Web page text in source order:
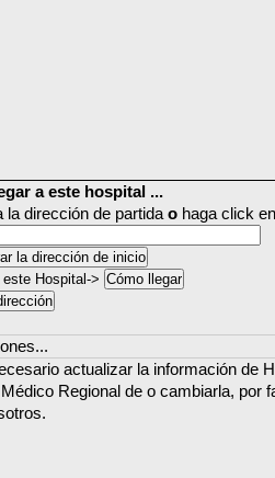
a este hospital ...
la dirección de partida o haga click
este Hospital->
actualizar la información de
Regional de o cambiarla, por